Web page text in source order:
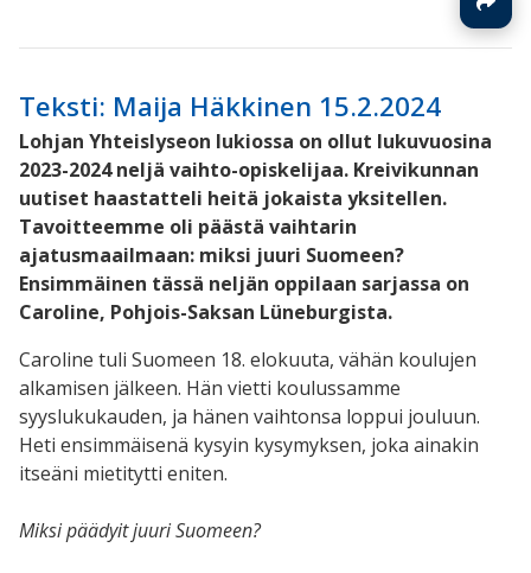
Teksti: Maija Häkkinen 15.2.2024
Lohjan Yhteislyseon lukiossa on ollut lukuvuosina
2023-2024 neljä vaihto-opiskelijaa. Kreivikunnan
uutiset haastatteli heitä jokaista yksitellen.
Tavoitteemme oli päästä vaihtarin
ajatusmaailmaan: miksi juuri Suomeen?
Ensimmäinen tässä neljän oppilaan sarjassa on
Caroline, Pohjois-Saksan Lüneburgista.
Caroline tuli Suomeen 18. elokuuta, vähän koulujen
alkamisen jälkeen. Hän vietti koulussamme
syyslukukauden, ja hänen vaihtonsa loppui jouluun.
Heti ensimmäisenä kysyin kysymyksen, joka ainakin
itseäni mietitytti eniten.
Miksi päädyit juuri Suomeen?